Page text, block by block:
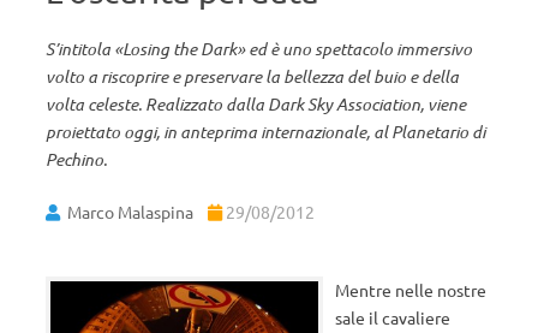
S’intitola «Losing the Dark» ed è uno spettacolo immersivo
volto a riscoprire e preservare la bellezza del buio e della
volta celeste. Realizzato dalla Dark Sky Association, viene
proiettato oggi, in anteprima internazionale, al Planetario di
Pechino.
Marco Malaspina 29/08/2012
Mentre nelle nostre
sale il cavaliere